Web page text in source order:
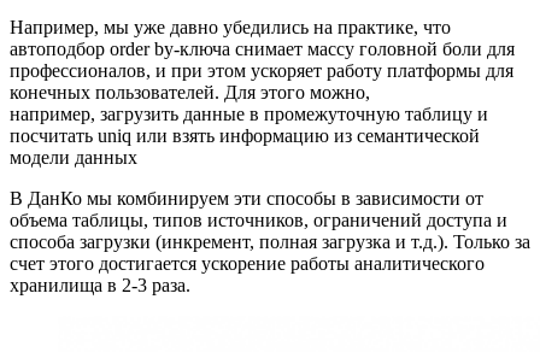
Например, мы уже давно убедились на практике, что
автоподбор order by-ключа снимает массу головной боли для
профессионалов, и при этом ускоряет работу платформы для
конечных пользователей. Для этого можно,
например, загрузить данные в промежуточную таблицу и
посчитать uniq или взять информацию из семантической
модели данных
В ДанКо мы комбинируем эти способы в зависимости от
объема таблицы, типов источников, ограничений доступа и
способа загрузки (инкремент, полная загрузка и т.д.). Только за
счет этого достигается ускорение работы аналитического
хранилища в 2-3 раза.